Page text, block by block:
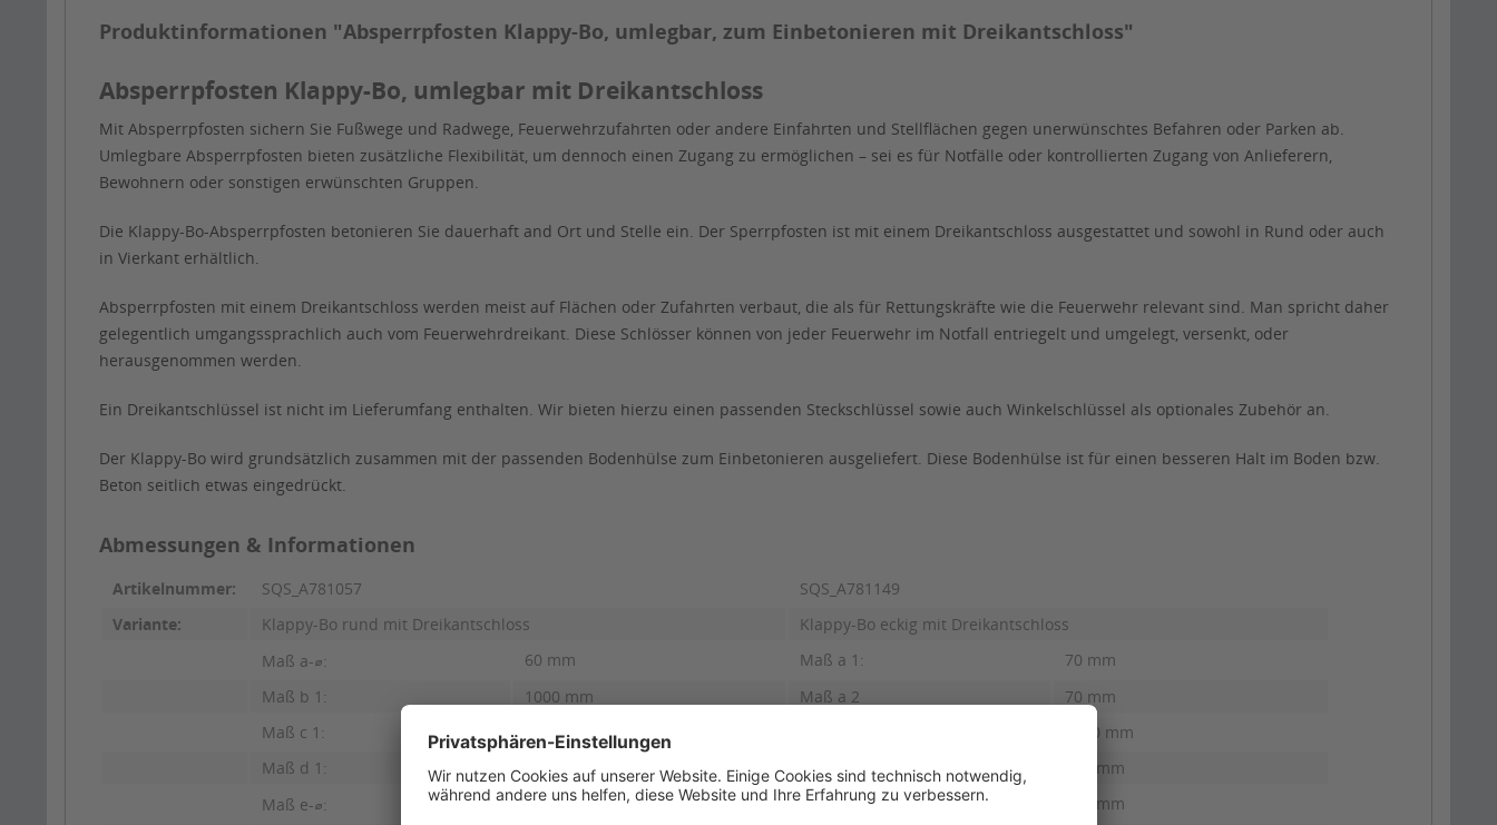
Produktinformationen "Absperrpfosten Klappy-Bo, umlegbar, zum Einbetonieren mit Dreikantschloss"
Absperrpfosten Klappy-Bo, umlegbar mit Dreikantschloss
Mit Absperrpfosten sichern Sie Fußwege und Radwege, Feuerwehrzufahrten oder andere Einfahrten und Stellflächen gegen unerwünschtes Befahren oder Parken ab.
Umlegbare Absperrpfosten bieten zusätzliche Flexibilität, um dennoch einen Zugang zu ermöglichen – sei es für Notfälle oder kontrollierten Zugang von Anlieferern,
Bewohnern oder sonstigen erwünschten Gruppen.
Die Klappy-Bo-Absperrpfosten betonieren Sie dauerhaft and Ort und Stelle ein. Der Sperrpfosten ist mit einem Dreikantschloss ausgestattet und sowohl in Rund oder auch
in Vierkant erhältlich.
Absperrpfosten mit einem Dreikantschloss werden meist auf Flächen oder Zufahrten verbaut, die als für Rettungskräfte wie die Feuerwehr relevant sind. Man spricht daher
gelegentlich umgangssprachlich auch vom Feuerwehrdreikant. Diese Schlösser können von jeder Feuerwehr im Notfall entriegelt und umgelegt, versenkt, oder
herausgenommen werden.
Ein Dreikantschlüssel ist nicht im Lieferumfang enthalten. Wir bieten hierzu einen passenden Steckschlüssel sowie auch Winkelschlüssel als optionales Zubehör an.
Der Klappy-Bo wird grundsätzlich zusammen mit der passenden Bodenhülse zum Einbetonieren ausgeliefert. Diese Bodenhülse ist für einen besseren Halt im Boden bzw.
Beton seitlich etwas eingedrückt.
Abmessungen & Informationen
Artikelnummer: SQS_A781057
SQS_A781149
Variante:
Klappy-Bo rund mit Dreikantschloss
Klappy-Bo eckig mit Dreikantschloss
Maß a-⌀:
60 mm Maß a 1:
70 mm
Maß b 1:
1000 mm Maß a 2
70 mm
Maß c 1:
160 mm
1000 mm
Maß d 1:
100 mm Maß c 1:
160 mm
Maß e-⌀:
60 mm Maß d 1:
100 mm